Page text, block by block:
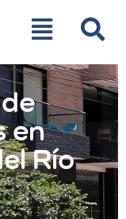
en
Río